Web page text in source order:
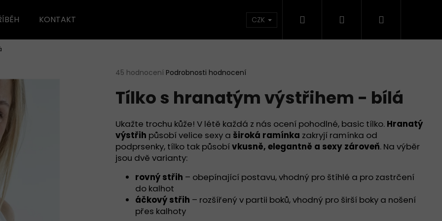
KONTAKT CZK Přihlášení
Průměrné
produktu
z
5
hvězdiček.
45 hodnocení Podrobnosti hodnocení
Tílko s hranatým výstřihem - bílá
Ukažte trochu kůže! V létě každá z nás ocení pohodlné, basic tílko. Hranatý
výstřih působí velice sexy a široká ramínka zakryjí ramínka od
podprsenky, tílko tak působívkusně, elegantně a sexy zároveň. Na výběr
jsou dvě varianty:
rovný střih – obepínající postavu, vhodný pro štíhlé a pro zastrčení
do kalhot
áčkový střih – rozšířený v partii boků, vhodný pro širší boky a nošení
přes kalhoty
HLEDAT
Následující